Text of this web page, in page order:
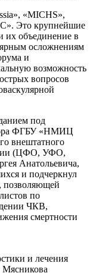
«MICHS»,
Это крупнейшие
их объединение в
осложнениям
и
возможность
вопросов
под
ФГБУ «НМИЦ
внештатного
(ЦФО, УФО,
Анатольевича,
и подчеркнул
позволяющей
по
ЧКВ,
смертности
и лечения